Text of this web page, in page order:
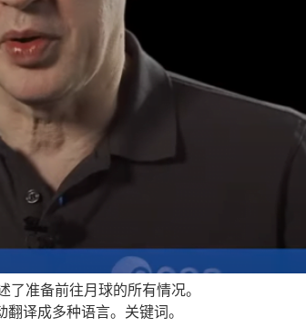
准备前往月球的所有情况。
译成多种语言。关键词。